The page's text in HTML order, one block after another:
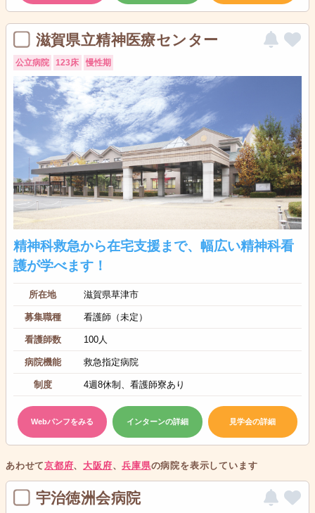
滋賀県立精神医療センター
公立病院 123床 慢性期
精神科救急から在宅支援まで、幅広い精神科看
護が学べます！
所在地 滋賀県草津市
募集職種 看護師（未定）
看護師数 100人
病院機能 救急指定病院
制度 4週8休制、看護師寮あり
Webパンフをみる インターンの詳細 見学会の詳細
あわせて京都府、 大阪府、兵庫県の病院を表示しています
宇治徳洲会病院